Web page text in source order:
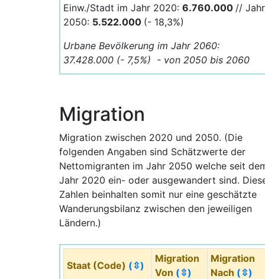
Einw./Stadt im Jahr 2020: 6.760.000 // Jahr
2050: 5.522.000 (- 18,3%)
Urbane Bevölkerung im Jahr 2060:
37.428.000 (- 7,5%) - von 2050 bis 2060
Migration
Migration zwischen 2020 und 2050. (Die
folgenden Angaben sind Schätzwerte der
Nettomigranten im Jahr 2050 welche seit
Jahr 2020 ein- oder ausgewandert sind.
Zahlen beinhalten somit nur eine geschätzte
Wanderungsbilanz zwischen den jeweiligen
Ländern.)
Staat (Code) (⇳)
Migration
Von (⇳)
Migration
Nach (⇳)